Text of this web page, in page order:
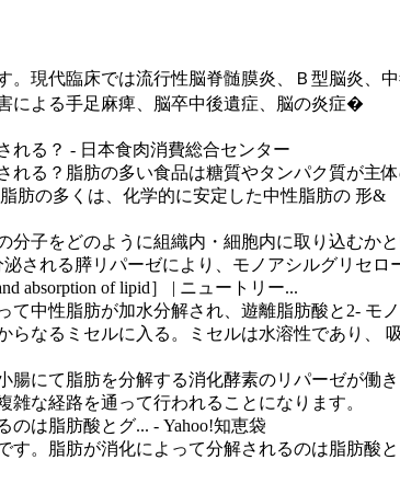
。現代臨床では流行性脳脊髄膜炎、Ｂ型脳炎、
による手足麻痺、脳卒中後遺症、脳の炎症�
れる？ - 日本食肉消費総合センター
れる？脂肪の多い食品は糖質やタンパク質が主
肪の多くは、化学的に安定した中性脂肪の 形&
分子をどのように組織内・細胞内に取り込むか
される膵リパーゼにより、モノアシルグリセロ
absorption of lipid］ | ニュートリー...
て中性脂肪が加水分解され、遊離脂肪酸と2-
らなるミセルに入る。ミセルは水溶性であり、
腸にて脂肪を分解する消化酵素のリパーゼが働
雑な経路を通って行われることになります。
のは脂肪酸とグ... - Yahoo!知恵袋
す。脂肪が消化によって分解されるのは脂肪酸